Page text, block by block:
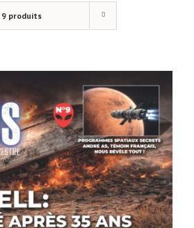
9 produits